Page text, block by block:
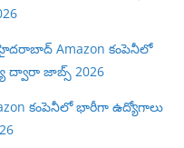
Amazon కంపెనీలో
ద్వారా జాబ్స్ 2026
కంపెనీలో భారీగా ఉద్యోగాలు